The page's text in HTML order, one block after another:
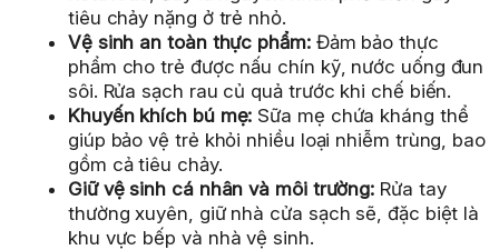
tiêu chảy nặng ở trẻ nhỏ.
Vệ sinh an toàn thực phẩm:Đảm bảo thực
phẩm cho trẻ được nấu chín kỹ, nước uống đun
sôi. Rửa sạch rau củ quả trước khi chế biến.
Khuyến khích bú mẹ: Sữa mẹ chứa kháng thể
giúp bảo vệ trẻ khỏi nhiều loại nhiễm trùng, bao
gồm cả tiêu chảy.
Giữ vệ sinh cá nhân và môi trường: Rửa tay
thường xuyên, giữ nhà cửa sạch sẽ, đặc biệt là
khu vực bếp và nhà vệ sinh.